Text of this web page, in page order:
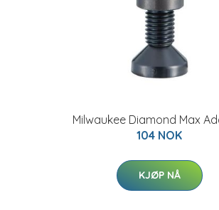
Milwaukee Diamond Max
104 NOK
KJØP NÅ